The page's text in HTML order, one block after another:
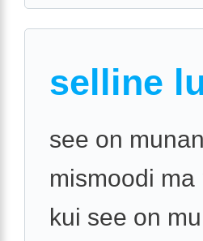
selline
see on
mismoodi
kui see on